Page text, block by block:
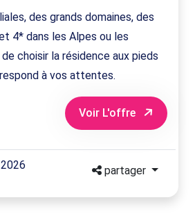
des grands domaines, des
4* dans les Alpes ou les
choisir la résidence aux pieds
à vos attentes.
Voir L'offre
partager